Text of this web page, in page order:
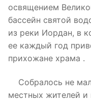
освящением
бассейн святой
из реки Иордан, в
ее каждый год
прихожане храма .
Собралось не
местных жителей и